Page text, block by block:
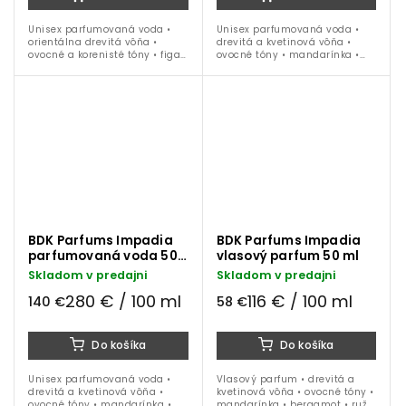
Unisex parfumovaná voda •
orientálna drevitá vôňa •
ovocné a korenisté tóny • figa •
drevo • tonka fazuľa • ideálna
Unisex parfumovaná voda •
drevitá a kvetinová vôňa •
ovocné tóny • mandarínka •
pomarančový kvet • vanilka •
BDK Parfums Impadia
parfumovaná voda 50
ml
Skladom v predajni
140 €280 € / 100 ml
Do košíka
Unisex parfumovaná voda •
drevitá a kvetinová vôňa •
BDK Parfums Impadia
vlasový parfum 50 ml
Skladom v predajni
58 €116 € / 100 ml
Do košíka
Vlasový parfum • drevitá a
kvetinová vôňa • ovocné tóny •